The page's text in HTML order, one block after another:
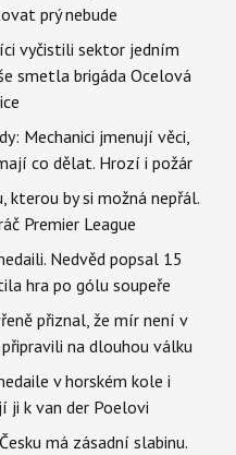
prý nebude
vyčistili sektor jedním
smetla brigáda Ocelová
Mechanici jmenují věci,
co dělat. Hrozí i požár
kterou by si možná nepřál.
Premier League
Nedvěd popsal 15
hra po gólu soupeře
přiznal, že mír není v
na dlouhou válku
v horském kole i
ji k van der Poelovi
má zásadní slabinu.